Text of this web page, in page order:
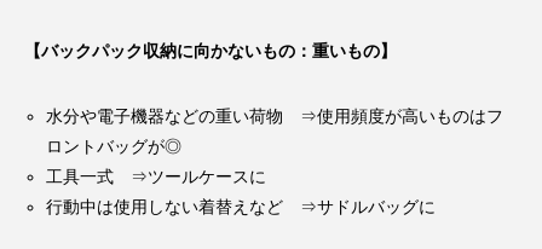
【バックパック収納に向かないもの：重いもの】
水分や電子機器などの重い荷物 ⇒使用頻度が高いものはフ
ロントバッグが◎
工具一式 ⇒ツールケースに
行動中は使用しない着替えなど ⇒サドルバッグに